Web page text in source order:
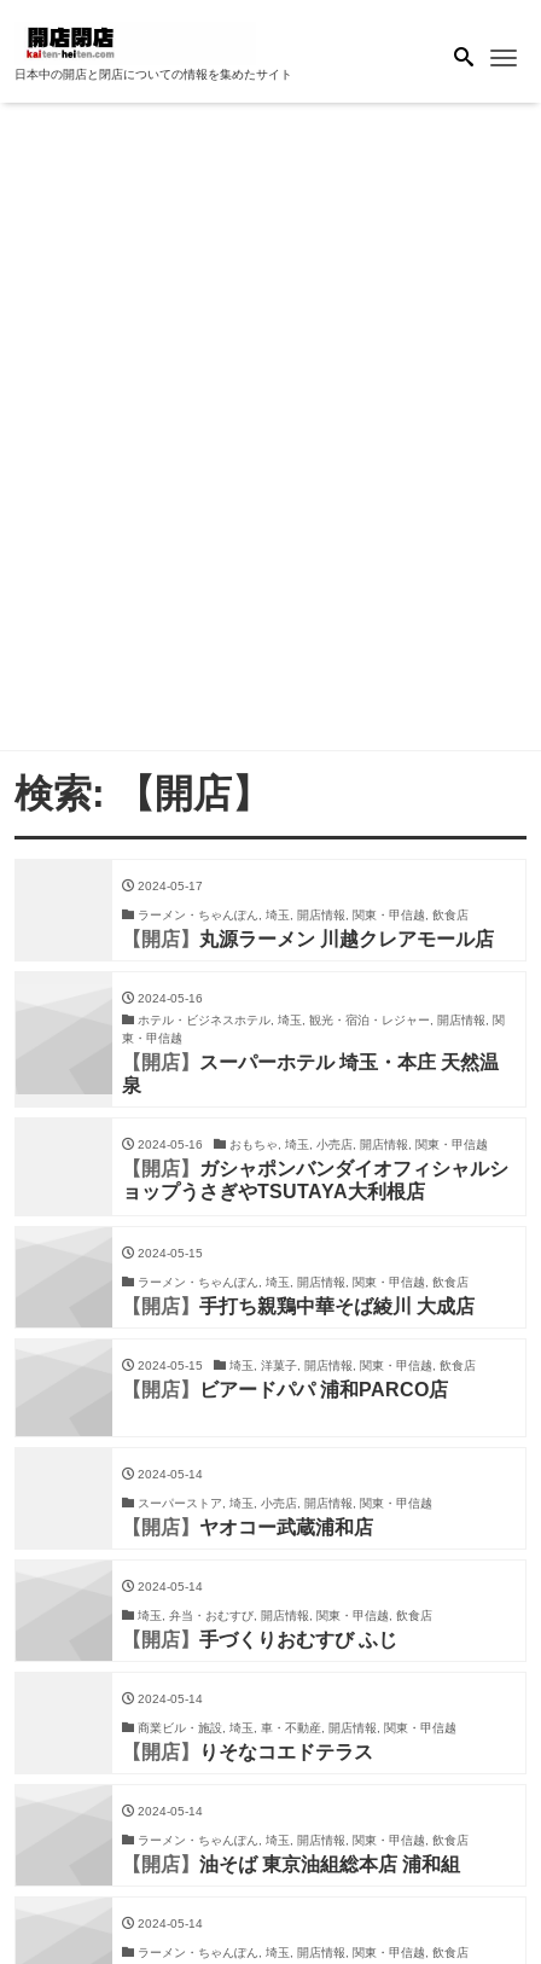
日本中の開店と閉店についての情報を集めたサイト
検索: 【開店】
2024-05-17
ラーメン・ちゃんぽん, 埼玉, 開店情報, 関東・甲信越, 飲食店
【開店】 丸源ラーメン 川越クレアモール店
2024-05-16
ホテル・ビジネスホテル, 埼玉, 観光・宿泊・レジャー, 開店情報, 関
東・甲信越
【開店】
スーパーホテル 埼玉・本庄 天然温
泉
2024-05-16 おもちゃ, 埼玉, 小売店, 開店情報, 関東・甲信越
【開店】
ガシャポンバンダイオフィシャルシ
ョップうさぎやTSUTAYA大利根店
2024-05-15
ラーメン・ちゃんぽん, 埼玉, 開店情報, 関東・甲信越, 飲食店
【開店】 手打ち親鶏中華そば綾川 大成店
2024-05-15 埼玉, 洋菓子, 開店情報, 関東・甲信越, 飲食店
【開店】 ビアードパパ 浦和PARCO店
2024-05-14
スーパーストア, 埼玉, 小売店, 開店情報, 関東・甲信越
【開店】 ヤオコー武蔵浦和店
2024-05-14
埼玉, 弁当・おむすび, 開店情報, 関東・甲信越, 飲食店
【開店】 手づくりおむすび ふじ
2024-05-14
商業ビル・施設, 埼玉, 車・不動産, 開店情報, 関東・甲信越
【開店】 りそなコエドテラス
2024-05-14
ラーメン・ちゃんぽん, 埼玉, 開店情報, 関東・甲信越, 飲食店
【開店】 油そば 東京油組総本店 浦和組
2024-05-14
ラーメン・ちゃんぽん, 埼玉, 開店情報, 関東・甲信越, 飲食店